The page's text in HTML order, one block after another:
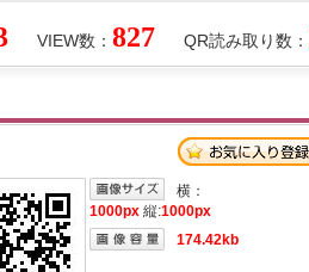
QR読み取り数：
VIEW数： 827
横：
1000px 縦:1000px
174.42kb